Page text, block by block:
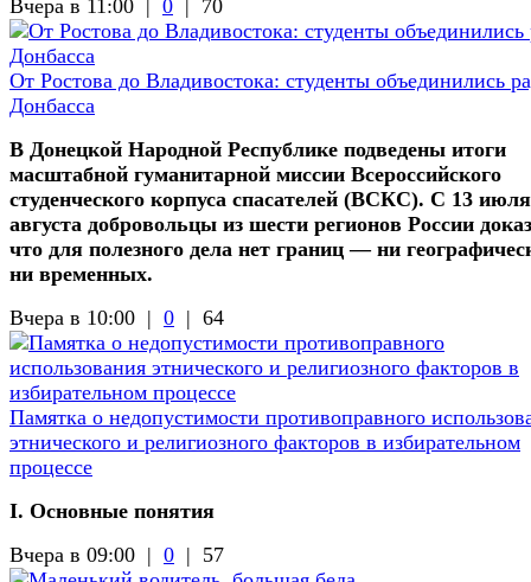
Вчера в 11:00 | 0 | 70
От Ростова до Владивостока: студенты объединились
Донбасса
В Донецкой Народной Республике подведены итоги
масштабной гуманитарной миссии Всероссийского
студенческого корпуса спасателей (ВСКС). С 13
августа добровольцы из шести регионов России
что для полезного дела нет границ — ни
ни временных.
Вчера в 10:00 | 0 | 64
Памятка о недопустимости противоправного
этнического и религиозного факторов в избирательном
процессе
I. Основные понятия
Вчера в 09:00 | 0 | 57